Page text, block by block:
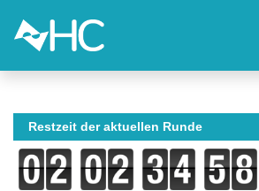
Restzeit der aktuellen Runde